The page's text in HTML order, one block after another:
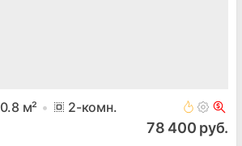
м² 2-комн.
78 400 руб.